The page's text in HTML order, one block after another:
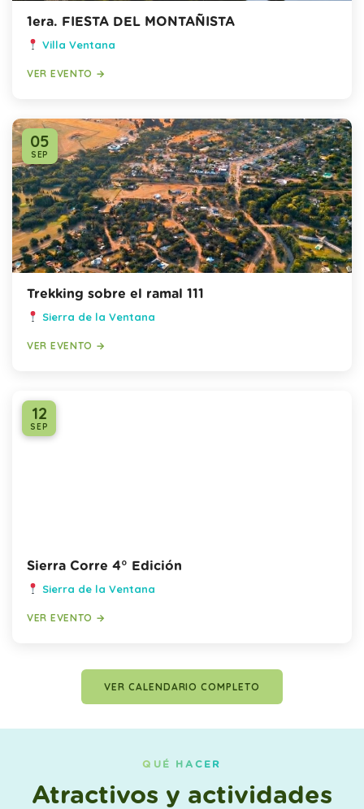
1era. FIESTA DEL MONTAÑISTA
Villa Ventana
VER EVENTO →
05
SEP
Trekking sobre el ramal 111
Sierra de la Ventana
VER EVENTO →
12
SEP
Sierra Corre 4° Edición
Sierra de la Ventana
VER EVENTO →
VER CALENDARIO COMPLETO
QUÉ HACER
Atractivos y actividades